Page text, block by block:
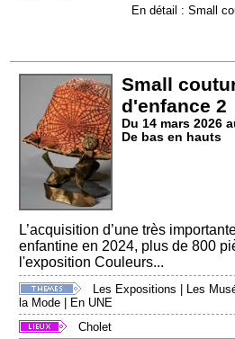
En détail : Small
Small
d'enfance 2
Du 14 mars 2026
De bas en hauts
L’acquisition d’une très
enfantine en 2024, plus de 800
l'exposition Couleurs...
Les Expositions | Les
la Mode | En UNE
Cholet